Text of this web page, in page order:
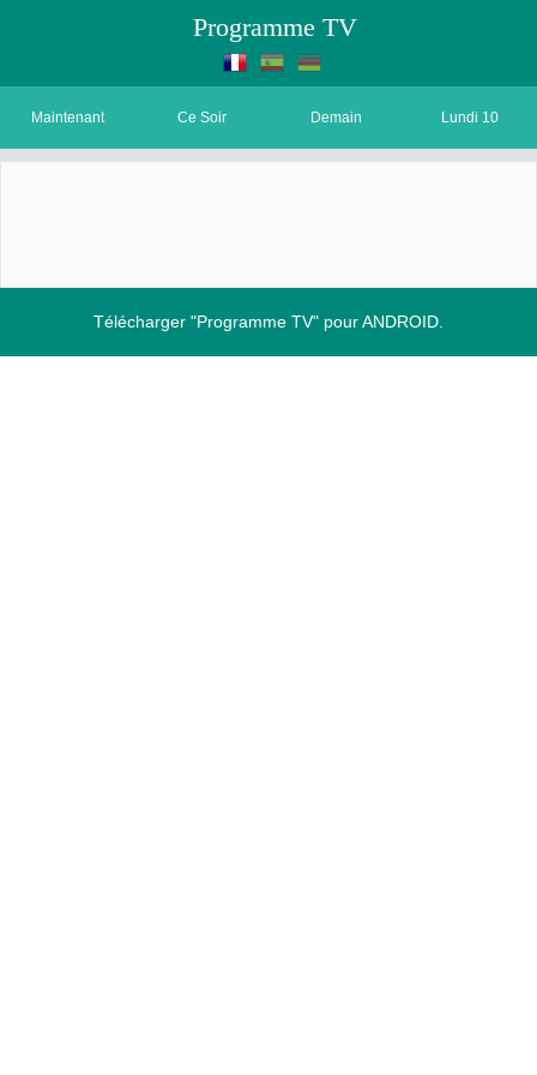
Programme TV
Maintenant Ce Soir Demain Lundi 10
Télécharger "Programme TV" pour ANDROID.